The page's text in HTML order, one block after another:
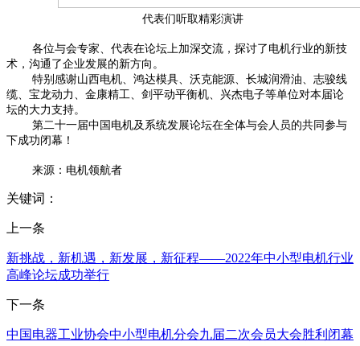
代表们听取精彩演讲
各位与会专家、代表在论坛上加深交流，探讨了电机行业的新技
术，沟通了企业发展的新方向。
特别感谢山西电机、鸿达模具、沃克能源、长城润滑油、志骏线
缆、宝龙动力、金康精工、剑平动平衡机、兴杰电子等单位对本届论
坛的大力支持。
第二十一届中国电机及系统发展论坛在全体与会人员的共同参与
下成功闭幕！
来源：电机领航者
关键词：
上一条
新挑战，新机遇，新发展，新征程——2022年中小型电机行业
高峰论坛成功举行
下一条
中国电器工业协会中小型电机分会九届二次会员大会胜利闭幕